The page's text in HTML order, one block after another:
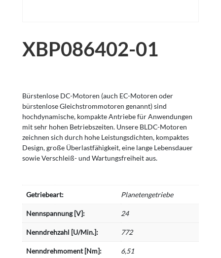
XBP086402-01
Bürstenlose DC-Motoren (auch EC-Motoren oder
bürstenlose Gleichstrommotoren genannt) sind
hochdynamische, kompakte Antriebe für Anwendungen
mit sehr hohen Betriebszeiten. Unsere BLDC-Motoren
zeichnen sich durch hohe Leistungsdichten, kompaktes
Design, große Überlastfähigkeit, eine lange Lebensdauer
sowie Verschleiß- und Wartungsfreiheit aus.
Getriebeart: Planetengetriebe
Nennspannung [V]: 24
Nenndrehzahl [U/Min.]: 772
Nenndrehmoment [Nm]: 6,51